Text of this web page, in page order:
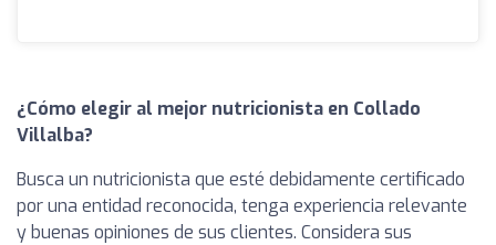
¿Cómo elegir al mejor nutricionista en Collado
Villalba?
Busca un nutricionista que esté debidamente certificado
por una entidad reconocida, tenga experiencia relevante
y buenas opiniones de sus clientes. Considera sus